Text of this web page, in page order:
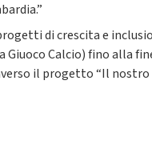
di crescita e
Calcio) fino alla
il progetto “Il nostro